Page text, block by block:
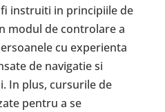
instruiti in principiile de
modul de controlare a
cu experienta
de navigatie si
In plus, cursurile de
pentru a se